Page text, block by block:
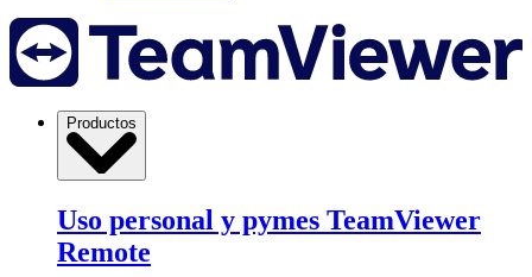
Productos
Uso personal y pymes TeamViewer
Remote